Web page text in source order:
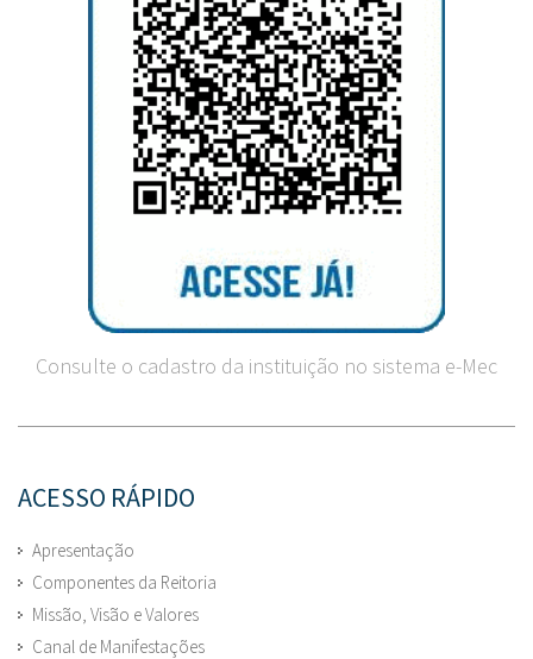
Consulte o cadastro da instituição no sistema e-Mec
ACESSO RÁPIDO
Apresentação
Componentes da Reitoria
Missão, Visão e Valores
Canal de Manifestações